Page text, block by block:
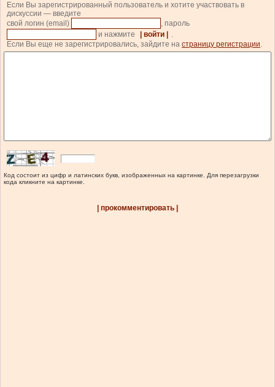
Если Вы зарегистрированный пользователь и хотите участвовать в
дискуссии — введите
свой логин (email)
, пароль
и нажмите
| войти |
.
Если Вы еще не зарегистрировались, зайдите на страницу регистрации.
Код состоит из цифр и латинских букв, изображенных на картинке. Для перезагрузки
кода кликните на картинке.
| прокомментировать |